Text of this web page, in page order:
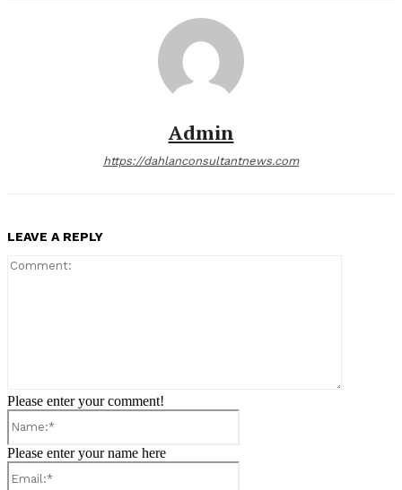
Admin
https://dahlanconsultantnews.com
LEAVE A REPLY
Please enter your comment!
Please enter your name here